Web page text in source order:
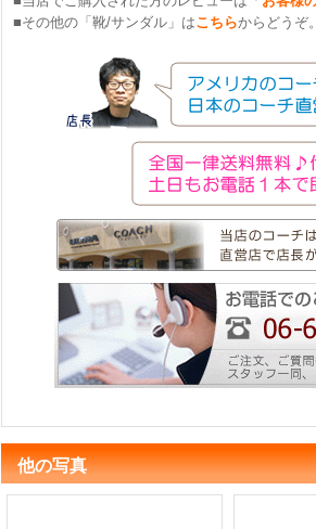
■その他の「靴/サンダル」はこちらからどうぞ
他の写真